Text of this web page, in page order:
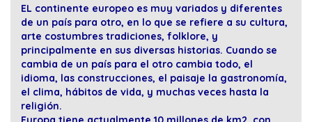
EL continente europeo es muy variados y diferentes
de un país para otro, en lo que se refiere a su cultura,
arte costumbres tradiciones, folklore, y
principalmente en sus diversas historias. Cuando se
cambia de un país para el otro cambia todo, el
idioma, las construcciones, el paisaje la gastronomía,
el clima, hábitos de vida, y muchas veces hasta la
religión.